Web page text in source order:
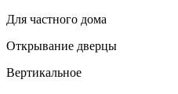
Для частного дома
Открывание дверцы
Вертикальное